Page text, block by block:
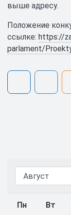
Пн Вт
выше адресу.
Положение
ссылке: https://
parlament/